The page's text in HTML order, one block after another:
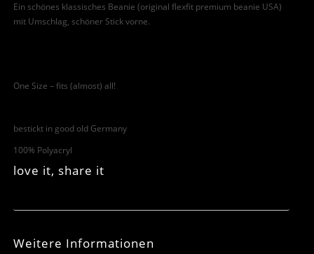
Ein schönes klassisches Beanie (original flexfit premium beanie USA)
mit Umschlag, schöner Stick vorne.
One Size – fits (almost) all!
bestickt in good old Germany
100% Polyacryl
love it, share it
Weitere Informationen